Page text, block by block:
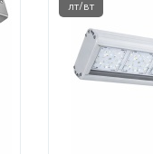
лт/вт